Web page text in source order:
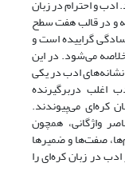
و احترام در زبان
و در قالب هفت سطح
گراییده است و
می‌شود. در این
ادب در یکی
اغلب دربرگیرنده
کره‌ای می‌پیوندند.
واژگانی، همچون
صفت‌ها و ضمیرها
در زبان کره‌ای را